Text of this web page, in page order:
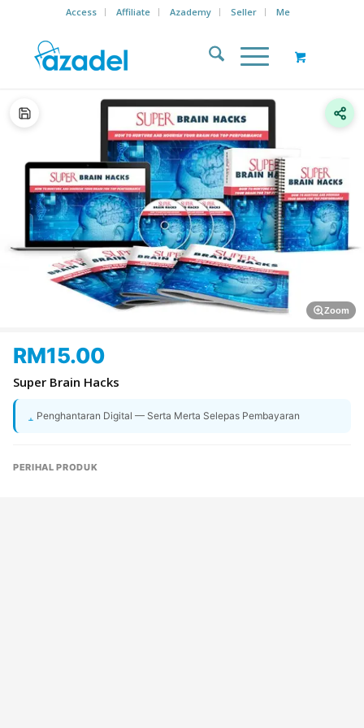
Access Affiliate Azademy Seller Me
Zoom
RM15.00
Super Brain Hacks
Penghantaran Digital — Serta Merta Selepas Pembayaran
PERIHAL PRODUK